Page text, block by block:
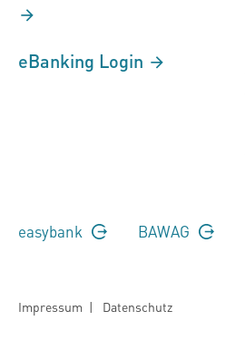
eBanking Login
easybank BAWAG
Impressum | Datenschutz